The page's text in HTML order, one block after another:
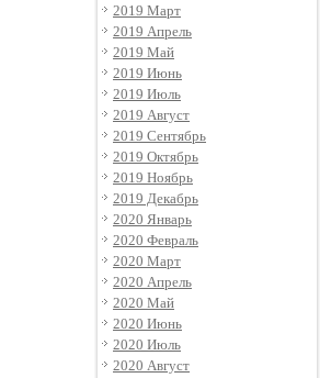
2019 Март
2019 Апрель
2019 Май
2019 Июнь
2019 Июль
2019 Август
2019 Сентябрь
2019 Октябрь
2019 Ноябрь
2019 Декабрь
2020 Январь
2020 Февраль
2020 Март
2020 Апрель
2020 Май
2020 Июнь
2020 Июль
2020 Август